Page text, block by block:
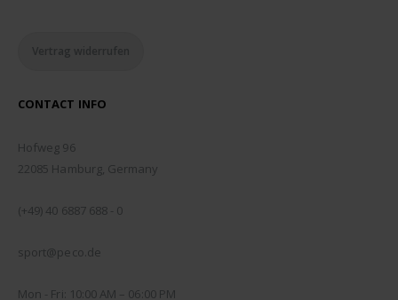
Vertrag widerrufen
CONTACT INFO
Hofweg 96
22085 Hamburg, Germany
(+49) 40 6887 688 - 0
sport@peco.de
Mon - Fri: 10:00 AM – 06:00 PM